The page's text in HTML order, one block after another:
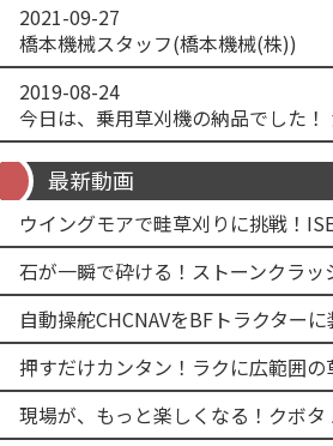
2021-09-27
橋本機械スタッフ(橋本機械(株))
2019-08-24
最新動画